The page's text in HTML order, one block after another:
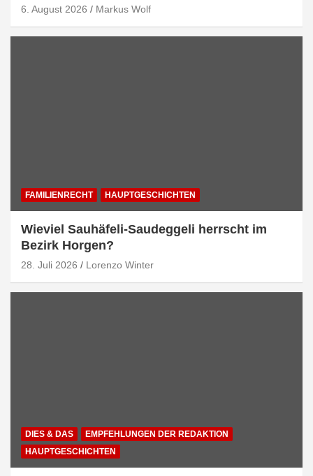
6. August 2026 Markus Wolf
FAMILIENRECHT HAUPTGESCHICHTEN
Wieviel Sauhäfeli-Saudeggeli herrscht im
Bezirk Horgen?
28. Juli 2026 Lorenzo Winter
DIES & DAS
EMPFEHLUNGEN DER REDAKTION
HAUPTGESCHICHTEN